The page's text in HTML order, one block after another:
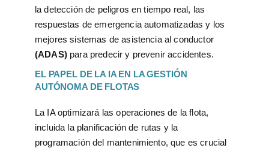
la detección de peligros en tiempo real, las
respuestas de emergencia automatizadas y los
mejores sistemas de asistencia al conductor
(ADAS)para predecir y prevenir accidentes.
EL PAPEL DE LA IA EN LA GESTIÓN
AUTÓNOMA DE FLOTAS
La IA optimizará las operaciones de la flota,
incluida la planificación de rutas y la
programación del mantenimiento, que es crucial